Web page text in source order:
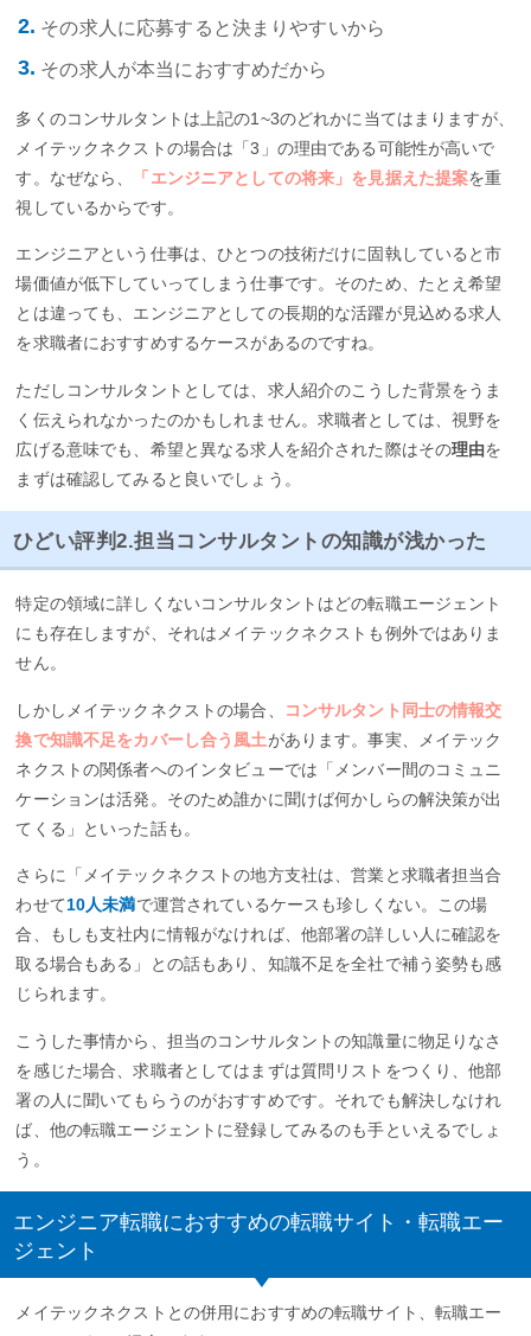
その求人に応募すると決まりやすいから
その求人が本当におすすめだから
多くのコンサルタントは上記の1~3のどれかに当てはまりますが、
メイテックネクストの場合は「3」の理由である可能性が高いで
す。なぜなら、
「エンジニアとしての将来」を見据えた提案を重
視しているからです。
エンジニアという仕事は、ひとつの技術だけに固執していると市
場価値が低下していってしまう仕事です。そのため、たとえ希望
とは違っても、エンジニアとしての長期的な活躍が見込める求人
を求職者におすすめするケースがあるのですね。
ただしコンサルタントとしては、求人紹介のこうした背景をうま
く伝えられなかったのかもしれません。求職者としては、視野を
広げる意味でも、希望と異なる求人を紹介された際はその理由を
まずは確認してみると良いでしょう。
ひどい評判2.担当コンサルタントの知識が浅かった
特定の領域に詳しくないコンサルタントはどの転職エージェント
にも存在しますが、それはメイテックネクストも例外ではありま
せん。
しかしメイテックネクストの場合、
コンサルタント同士の情報交
換で知識不足をカバーし合う風土があります。事実、メイテック
ネクストの関係者へのインタビューでは「メンバー間のコミュニ
ケーションは活発。そのため誰かに聞けば何かしらの解決策が出
てくる」といった話も。
さらに「メイテックネクストの地方支社は、営業と求職者担当合
わせて10人未満で運営されているケースも珍しくない。この場
合、もしも支社内に情報がなければ、他部署の詳しい人に確認を
取る場合もある」との話もあり、知識不足を全社で補う姿勢も感
じられます。
こうした事情から、担当のコンサルタントの知識量に物足りなさ
を感じた場合、求職者としてはまずは質問リストをつくり、他部
署の人に聞いてもらうのがおすすめです。それでも解決しなけれ
ば、他の転職エージェントに登録してみるのも手といえるでしょ
う。
エンジニア転職におすすめの転職サイト・転職エー
ジェント
メイテックネクストとの併用におすすめの転職サイト、転職エー